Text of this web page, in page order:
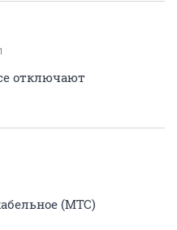
отключают
(МТС)